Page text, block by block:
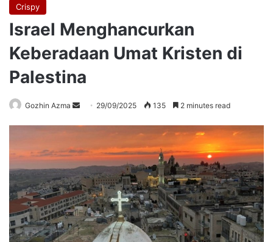
Crispy
Israel Menghancurkan
Keberadaan Umat Kristen di
Palestina
Gozhin Azma
Send 29/09/2025 135 2 minutes read